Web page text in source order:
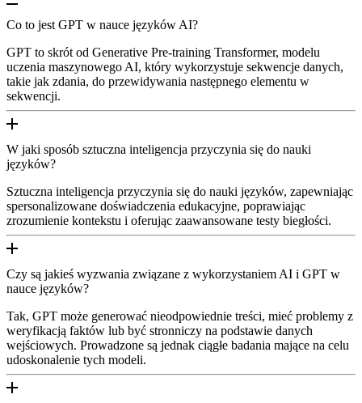
Co to jest GPT w nauce języków AI?
GPT to skrót od Generative Pre-training Transformer, modelu
uczenia maszynowego AI, który wykorzystuje sekwencje danych,
takie jak zdania, do przewidywania następnego elementu w
sekwencji.
W jaki sposób sztuczna inteligencja przyczynia się do nauki
języków?
Sztuczna inteligencja przyczynia się do nauki języków, zapewniając
spersonalizowane doświadczenia edukacyjne, poprawiając
zrozumienie kontekstu i oferując zaawansowane testy biegłości.
Czy są jakieś wyzwania związane z wykorzystaniem AI i GPT w
nauce języków?
Tak, GPT może generować nieodpowiednie treści, mieć problemy z
weryfikacją faktów lub być stronniczy na podstawie danych
wejściowych. Prowadzone są jednak ciągłe badania mające na celu
udoskonalenie tych modeli.